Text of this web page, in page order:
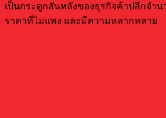
เป็นกระดูกสันหลังของธุรกิจค้าปลีกจำน
ราคาที่ไม่แพง และมีความหลากหลาย